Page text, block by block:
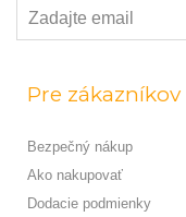
Pre zákazníkov
Bezpečný nákup
Ako nakupovať
Dodacie podmienky